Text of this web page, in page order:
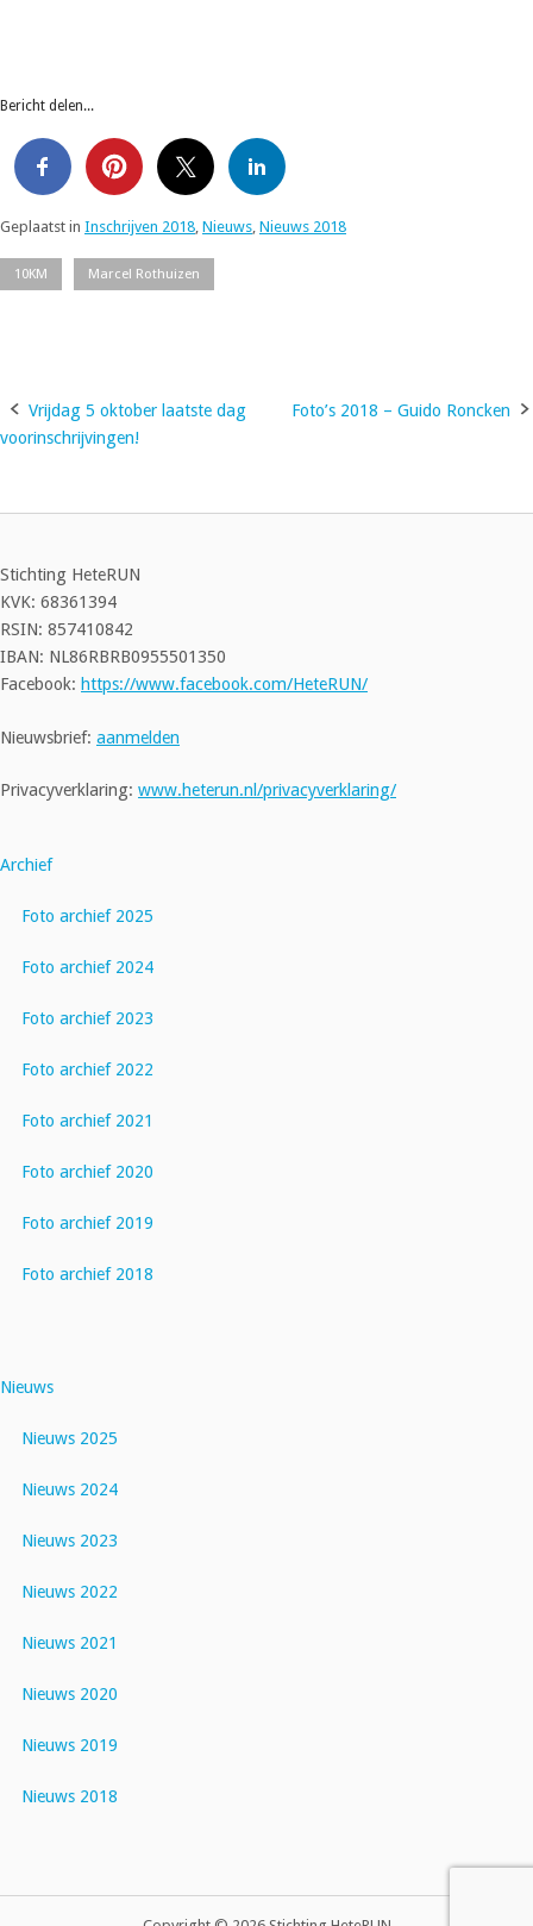
Bericht delen...
Geplaatst in Inschrijven 2018, Nieuws, Nieuws 2018
10KM Marcel Rothuizen
Bericht
Vrijdag 5 oktober laatste dag
voorinschrijvingen!
Foto’s 2018 – Guido Roncken
Stichting HeteRUN
KVK: 68361394
RSIN: 857410842
IBAN: NL86RBRB0955501350
Facebook: https://www.facebook.com/HeteRUN/
Nieuwsbrief: aanmelden
Privacyverklaring: www.heterun.nl/privacyverklaring/
Archief
Foto archief 2025
Foto archief 2024
Foto archief 2023
Foto archief 2022
Foto archief 2021
Foto archief 2020
Foto archief 2019
Foto archief 2018
Nieuws
Nieuws 2025
Nieuws 2024
Nieuws 2023
Nieuws 2022
Nieuws 2021
Nieuws 2020
Nieuws 2019
Nieuws 2018